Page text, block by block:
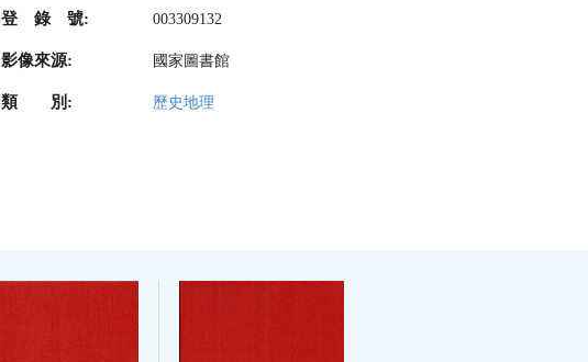
登 錄 號: 003309132
影像來源: 國家圖書館
類 別: 歷史地理